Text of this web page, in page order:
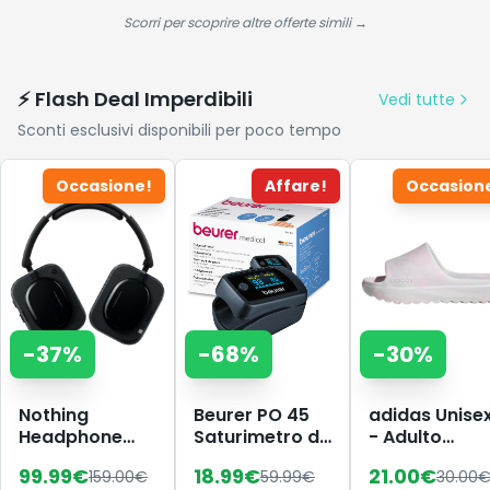
capelli secchi,
districa e
lascia la
chioma
morbida e
liscia, 1L
Scorri per scoprire altre offerte simili →
⚡ Flash Deal Imperdibili
Vedi tutte
Sconti esclusivi disponibili per poco tempo
Occasione!
-37%
Nothing
Headphone
Wireless Over
99.99€159.00€
Affare!
-68%
Beurer PO 45
Saturimetro da
Professionale
18.99€59.99€
-30%
adidas
- Adulto
Slides
21.00€30.00€